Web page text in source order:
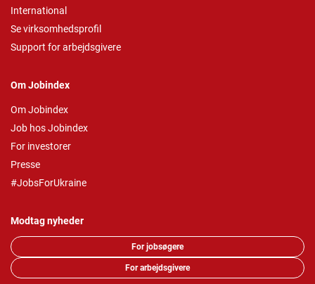
International
Se virksomhedsprofil
Support for arbejdsgivere
Om Jobindex
Om Jobindex
Job hos Jobindex
For investorer
Presse
#JobsForUkraine
Modtag nyheder
For jobsøgere
For arbejdsgivere